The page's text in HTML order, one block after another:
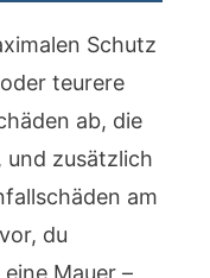
Schutz
teurere
ab, die
und zusätzlich
am
du
Mauer –